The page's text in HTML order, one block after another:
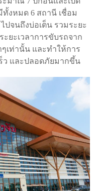
ทั้งหมด 6 สถานี เชื่อม
ปจนถึงบ่อเต็น รวมระยะ
ะยะเวลาการขับรถจาก
ๆเท่านั้น และทำให้การ
ว และปลอดภัยมากขึ้น